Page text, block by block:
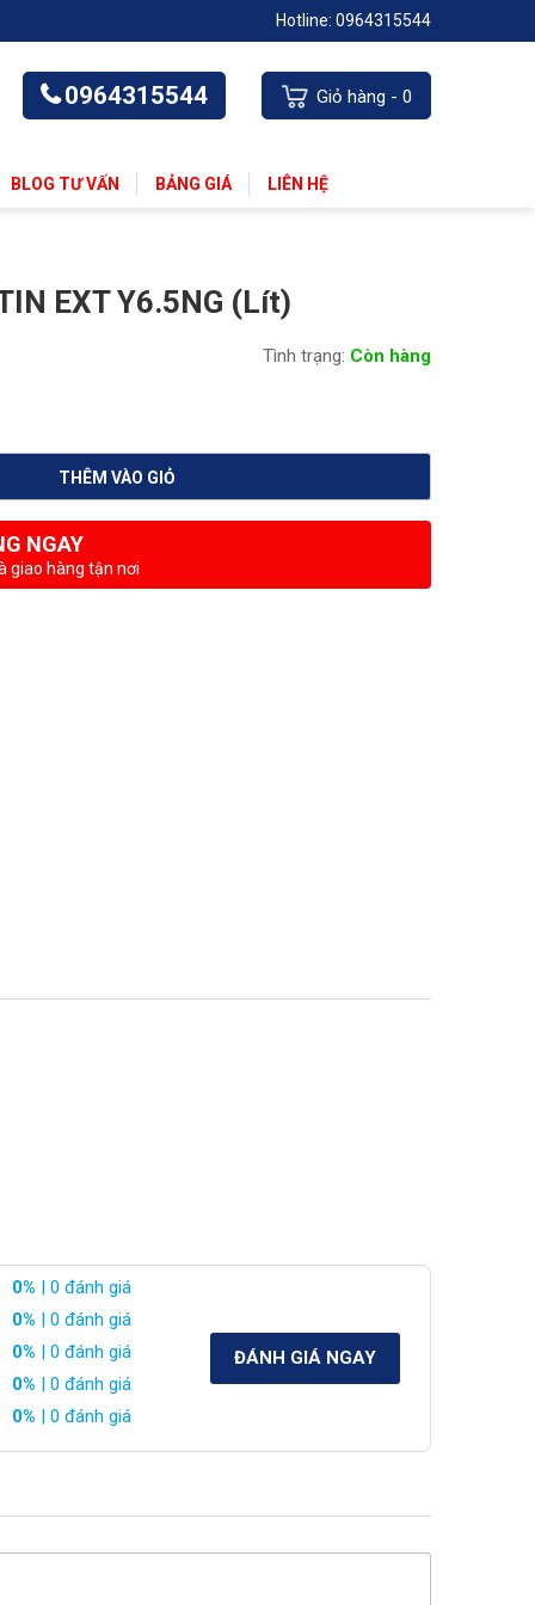
Hotline: 0964315544
Giỏ hàng - 0
0964315544
BLOG TƯ VẤN BẢNG GIÁ LIÊN HỆ
EXT Y6.5NG (Lít)
Tình trạng: Còn hàng
THÊM VÀO GIỎ
NGAY
giao hàng tận nơi
0% | 0 đánh giá
0% | 0 đánh giá
0% | 0 đánh giá
0% | 0 đánh giá
0% | 0 đánh giá
ĐÁNH GIÁ NGAY